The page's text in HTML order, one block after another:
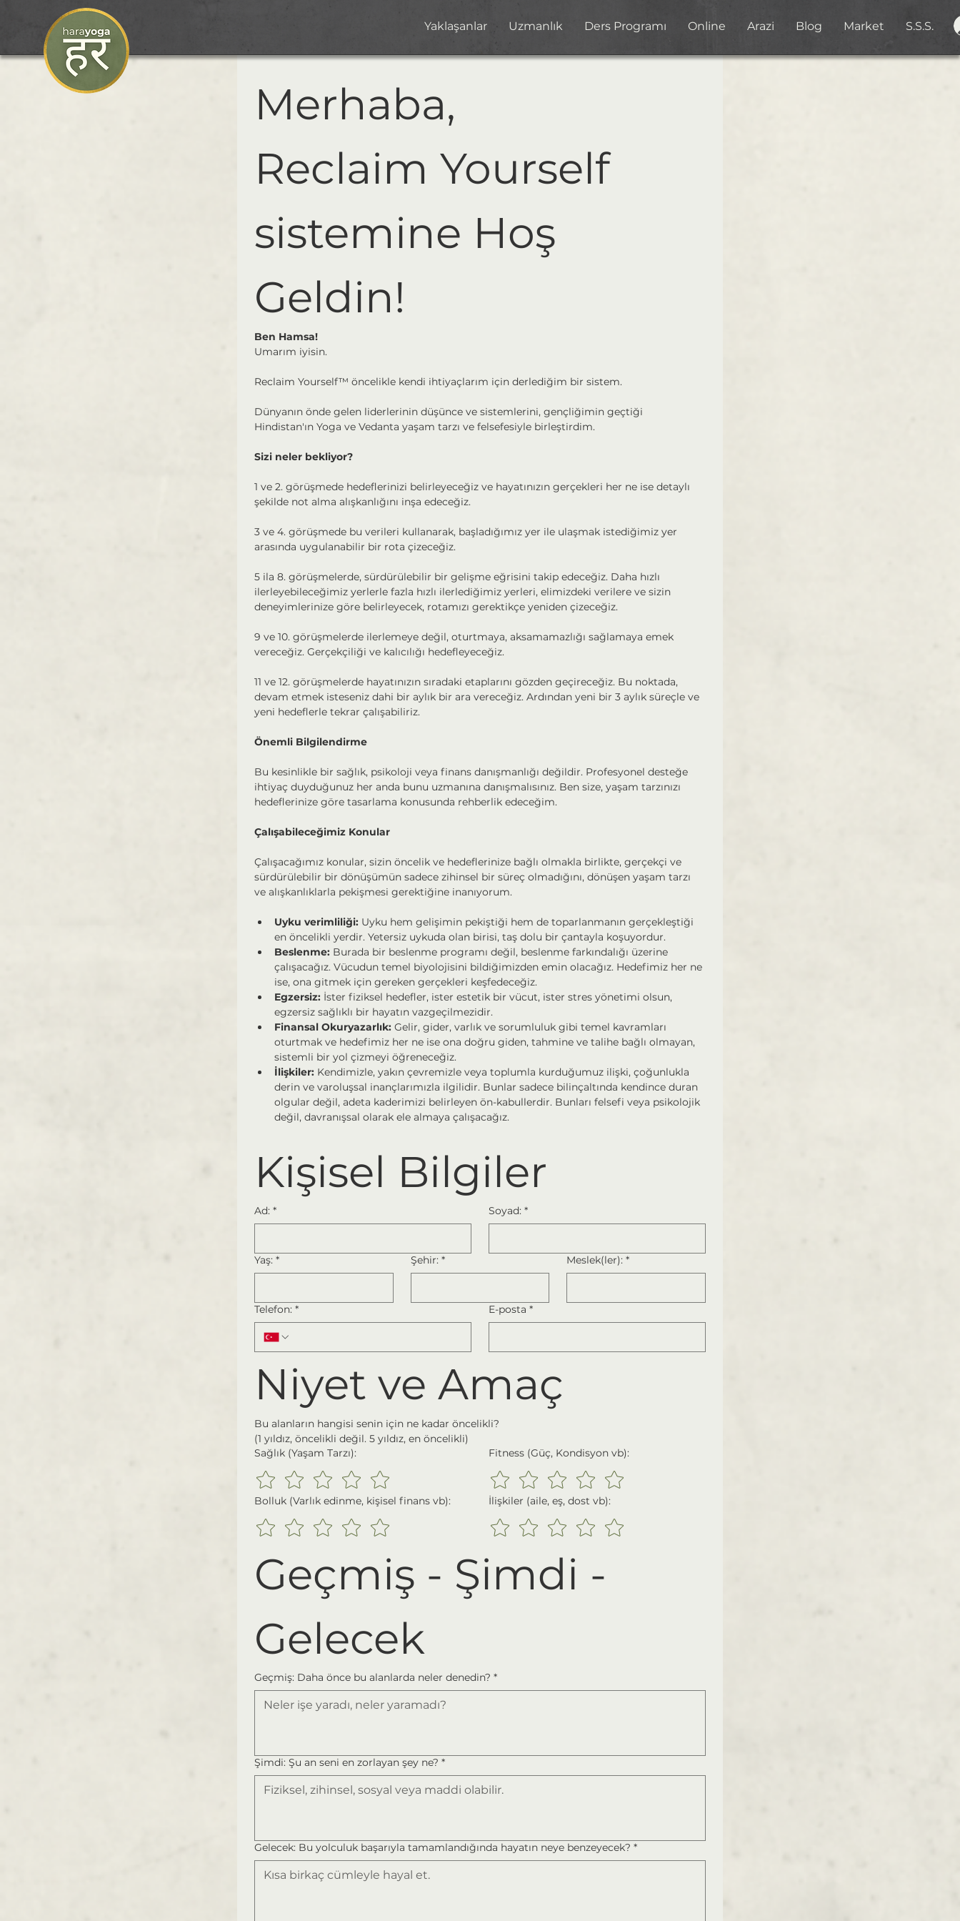
Yaklaşanlar Uzmanlık Ders Programı Online Arazi Blog Market S.S.S.
Merhaba,
Reclaim Yourself
sistemine Hoş
Geldin!
Ben Hamsa!
Umarım iyisin.
Reclaim Yourself™ öncelikle kendi ihtiyaçlarım için derlediğim bir sistem.
Dünyanın önde gelen liderlerinin düşünce ve sistemlerini, gençliğimin geçtiği
Hindistan'ın Yoga ve Vedanta yaşam tarzı ve felsefesiyle birleştirdim.
Sizi neler bekliyor?
1 ve 2. görüşmede hedeflerinizi belirleyeceğiz ve hayatınızın gerçekleri her ne ise detaylı
şekilde not alma alışkanlığını inşa edeceğiz.
3 ve 4. görüşmede bu verileri kullanarak, başladığımız yer ile ulaşmak istediğimiz yer
arasında uygulanabilir bir rota çizeceğiz.
5 ila 8. görüşmelerde, sürdürülebilir bir gelişme eğrisini takip edeceğiz. Daha hızlı
ilerleyebileceğimiz yerlerle fazla hızlı ilerlediğimiz yerleri, elimizdeki verilere ve sizin
deneyimlerinize göre belirleyecek, rotamızı gerektikçe yeniden çizeceğiz.
9 ve 10. görüşmelerde ilerlemeye değil, oturtmaya, aksamamazlığı sağlamaya emek
vereceğiz. Gerçekçiliği ve kalıcılığı hedefleyeceğiz.
11 ve 12. görüşmelerde hayatınızın sıradaki etaplarını gözden geçireceğiz. Bu noktada,
devam etmek isteseniz dahi bir aylık bir ara vereceğiz. Ardından yeni bir 3 aylık süreçle ve
yeni hedeflerle tekrar çalışabiliriz.
Önemli Bilgilendirme
Bu kesinlikle bir sağlık, psikoloji veya finans danışmanlığı değildir. Profesyonel desteğe
ihtiyaç duyduğunuz her anda bunu uzmanına danışmalısınız. Ben size, yaşam tarzınızı
hedeflerinize göre tasarlama konusunda rehberlik edeceğim.
Çalışabileceğimiz Konular
Çalışacağımız konular, sizin öncelik ve hedeflerinize bağlı olmakla birlikte, gerçekçi ve
sürdürülebilir bir dönüşümün sadece zihinsel bir süreç olmadığını, dönüşen yaşam tarzı
ve alışkanlıklarla pekişmesi gerektiğine inanıyorum.
Uyku verimliliği: Uyku hem gelişimin pekiştiği hem de toparlanmanın gerçekleştiği
en öncelikli yerdir. Yetersiz uykuda olan birisi, taş dolu bir çantayla koşuyordur.
Beslenme: Burada bir beslenme programı değil, beslenme farkındalığı üzerine
çalışacağız. Vücudun temel biyolojisini bildiğimizden emin olacağız. Hedefimiz her ne
ise, ona gitmek için gereken gerçekleri keşfedeceğiz.
Egzersiz: İster fiziksel hedefler, ister estetik bir vücut, ister stres yönetimi olsun,
egzersiz sağlıklı bir hayatın vazgeçilmezidir.
Finansal Okuryazarlık: Gelir, gider, varlık ve sorumluluk gibi temel kavramları
oturtmak ve hedefimiz her ne ise ona doğru giden, tahmine ve talihe bağlı olmayan,
sistemli bir yol çizmeyi öğreneceğiz.
İlişkiler: Kendimizle, yakın çevremizle veya toplumla kurduğumuz ilişki, çoğunlukla
derin ve varoluşsal inançlarımızla ilgilidir. Bunlar sadece bilinçaltında kendince duran
olgular değil, adeta kaderimizi belirleyen ön-kabullerdir. Bunları felsefi veya psikolojik
değil, davranışsal olarak ele almaya çalışacağız.
Kişisel Bilgiler
Ad: * Soyad: *
Yaş: * Şehir: * Meslek(ler): *
Telefon: * E-posta *
Niyet ve Amaç
Bu alanların hangisi senin için ne kadar öncelikli?
(1 yıldız, öncelikli değil. 5 yıldız, en öncelikli)
Sağlık (Yaşam Tarzı):
Fitness (Güç, Kondisyon vb):
Bolluk (Varlık edinme, kişisel finans vb): İlişkiler (aile, eş, dost vb):
Geçmiş - Şimdi -
Gelecek
Geçmiş: Daha önce bu alanlarda neler denedin? *
Şimdi: Şu an seni en zorlayan şey ne? *
Gelecek: Bu yolculuk başarıyla tamamlandığında hayatın neye benzeyecek? *